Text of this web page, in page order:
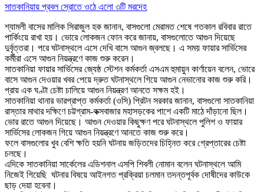
সাতকানিয়ায় প্রবল স্রোতে ওঠে এলো ৩টি মরদেহ
শ্যামলী বাসের মালিক সিরাজুল হক জানান, বাসগুলো মেরামত শেষে গতকাল রবিবার রাতে
পার্কিংয়ে রাখা হয়। ভোরে লোকজন ফোন করে জানায়, বাসগুলোতে আগুন দিয়েছে
দুর্বৃত্তরা। পরে ঘটনাস্থলে এসে দেখি বাসে আগুন জ্বলছে। এ সময় ফায়ার সার্ভিসের
কর্মীরা এসে আগুন নিয়ন্ত্রণে কাজ শুরু করেন।
সাতকানিয়া ফায়ার সার্ভিসের জ্যেষ্ঠ স্টেশন কর্মকর্তা এসএম হুমায়ুন কার্ণায়েন বলেন, ভোরে
বাসে আগুন দেওয়ার খবর পেয়ে দ্রুত ঘটনাস্থলে গিয়ে আগুন নেভানোর কাজ শুরু করি।
প্রায় এক ঘণ্টা চেষ্টা চালিয়ে আগুন নিয়ন্ত্রণ আনতে সক্ষম হই।
সাতকানিয়া থানার ভারপ্রাপ্ত কর্মকর্তা (ওসি) প্রিটন সরকার জানান, বাসগুলো সাতকানিয়া
রাস্তার মাথার দক্ষিণে চট্টগ্রাম-কক্সবাজার মহাসড়কের পাশে একটি মাঠে দাঁড়ানো ছিল।
ভোর রাতে আগুন দিয়েছে। আগুন দেওয়ার কিছুক্ষণ পরে ঘটনাস্থলে পুলিশ ও ফায়ার
সার্ভিসের লোকজন গিয়ে আগুন নিয়ন্ত্রণে আনতে কাজ শুরু করে।
ফলে বাসগুলোর খুব বেশি ক্ষতি হয়নি ঘটনায় জড়িতদের চিহ্নিত করে গ্রেপ্তারের চেষ্টা
চলছে।
এদিকে সাতকানিয়া সার্কেলের এডিশনাল এসপি শিবলী নোমান বলেন ঘটনাস্থলে আমি
নিজেই গিয়েছি ঘটনার বিষয়ে আইনগত প্রক্রিয়া চলমান তদন্তপূর্বক দোষীদের কাউকে
ছাড় দেয়া হবেনা।